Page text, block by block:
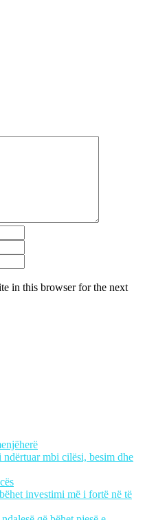
in this browser for the next
mbi cilësi, besim dhe
investimi më i fortë në të